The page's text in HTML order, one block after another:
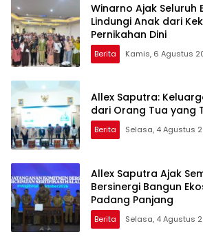
Winarno Ajak Seluruh
Lindungi Anak dari
Pernikahan Dini
Berita Kamis, 6 Agustus
Allex Saputra:
dari Orang Tua yang
Berita Selasa, 4 Agustus
Allex Saputra Ajak
Bersinergi Bangun
Padang Panjang
Berita Selasa, 4 Agustus